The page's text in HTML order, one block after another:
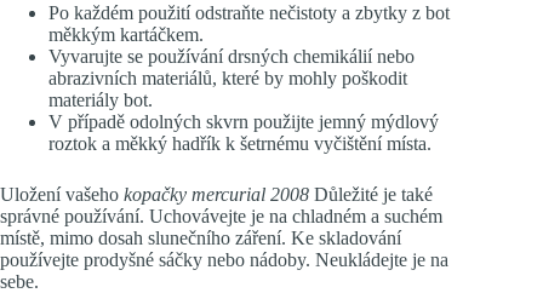
Po každém použití odstraňte nečistoty a zbytky z bot
měkkým kartáčkem.
Vyvarujte se používání drsných chemikálií nebo
abrazivních materiálů, které by mohly poškodit
materiály bot.
V případě odolných skvrn použijte jemný mýdlový
roztok a měkký hadřík k šetrnému vyčištění místa.
Uložení vašeho kopačky mercurial 2008 Důležité je také
správné používání. Uchovávejte je na chladném a suchém
místě, mimo dosah slunečního záření. Ke skladování
používejte prodyšné sáčky nebo nádoby. Neukládejte je na
sebe.